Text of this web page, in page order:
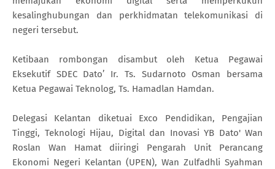
kesalinghubungan dan perkhidmatan telekomunikasi di
negeri tersebut.
Ketibaan rombongan disambut oleh Ketua Pegawai
Eksekutif SDEC Dato’ Ir. Ts. Sudarnoto Osman bersama
Ketua Pegawai Teknolog, Ts. Hamadlan Hamdan.
Delegasi Kelantan diketuai Exco Pendidikan, Pengajian
Tinggi, Teknologi Hijau, Digital dan Inovasi YB Dato' Wan
Roslan Wan Hamat diiringi Pengarah Unit Perancang
Ekonomi Negeri Kelantan (UPEN), Wan Zulfadhli Syahman